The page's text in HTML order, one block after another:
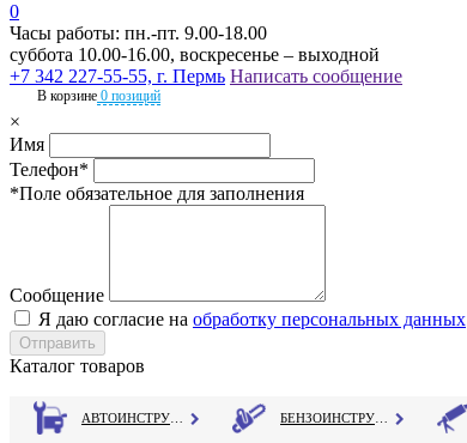
0
Часы работы: пн.-пт. 9.00-18.00
суббота 10.00-16.00, воскресенье – выходной
+7 342 227-55-55, г. Пермь Написать сообщение
В корзине 0 позиций
×
Имя
Телефон*
*Поле обязательное для заполнения
Сообщение
Я даю согласие на обработку персональных данных
Каталог товаров